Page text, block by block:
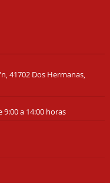
41702 Dos Hermanas,
a 14:00 horas